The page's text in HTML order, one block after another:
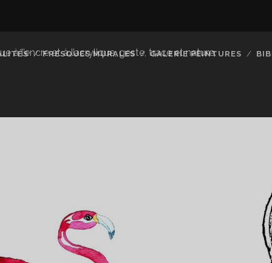
l’encre et à l’acrylique, geste, trace et nature.
FRESQUES MURALES GALERIE PEINTURES